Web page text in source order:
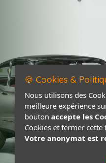
🍪 Cookies &
Nous utilisons des
meilleure expérience
bouton accepte les
Cookies et fermer cette
Votre anonymat est